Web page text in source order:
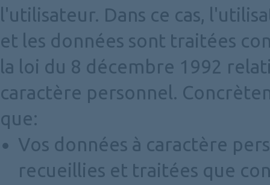
l'utilisateur. Dans ce cas,
et les données sont traitées
la loi du 8 décembre 1992
caractère personnel.
que:
Vos données à caractère
recueillies et traitées que